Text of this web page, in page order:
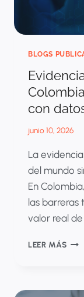
BLOGS
con
junio 10, 2026
La
del mundo
En
las barreras
valor real
LEER MÁS
POR